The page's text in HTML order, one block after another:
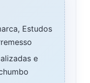
Estudos
e